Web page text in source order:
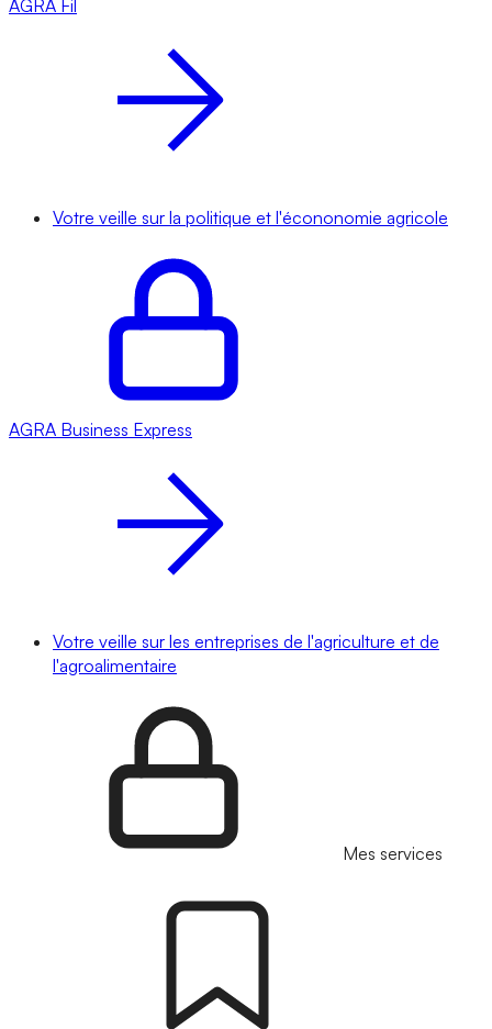
AGRA Fil
Votre veille sur la politique et l'écononomie agricole
AGRA Business Express
Votre veille sur les entreprises de l'agriculture et de
l'agroalimentaire
Mes services